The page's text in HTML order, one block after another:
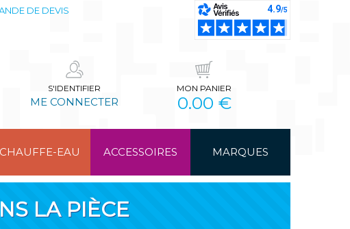
DE DEVIS
S'IDENTIFIER
ME CONNECTER
MON PANIER
0.00 €
CHAUFFE-EAU ACCESSOIRES MARQUES
LA PIÈCE